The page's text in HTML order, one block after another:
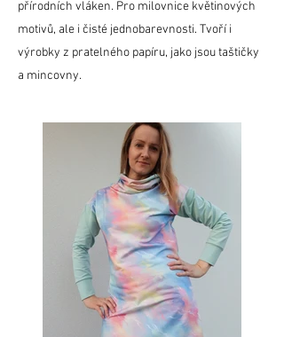
přírodních vláken. Pro milovnice květinových
motivů, ale i čisté jednobarevnosti. Tvoří i
výrobky z pratelného papíru, jako jsou taštičky
a mincovny.